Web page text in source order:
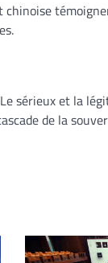
sérieux et la
de la